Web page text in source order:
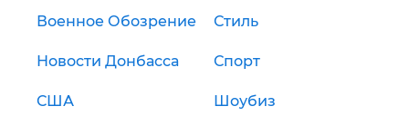
Военное Обозрение Стиль
Новости Донбасса Спорт
США Шоубиз